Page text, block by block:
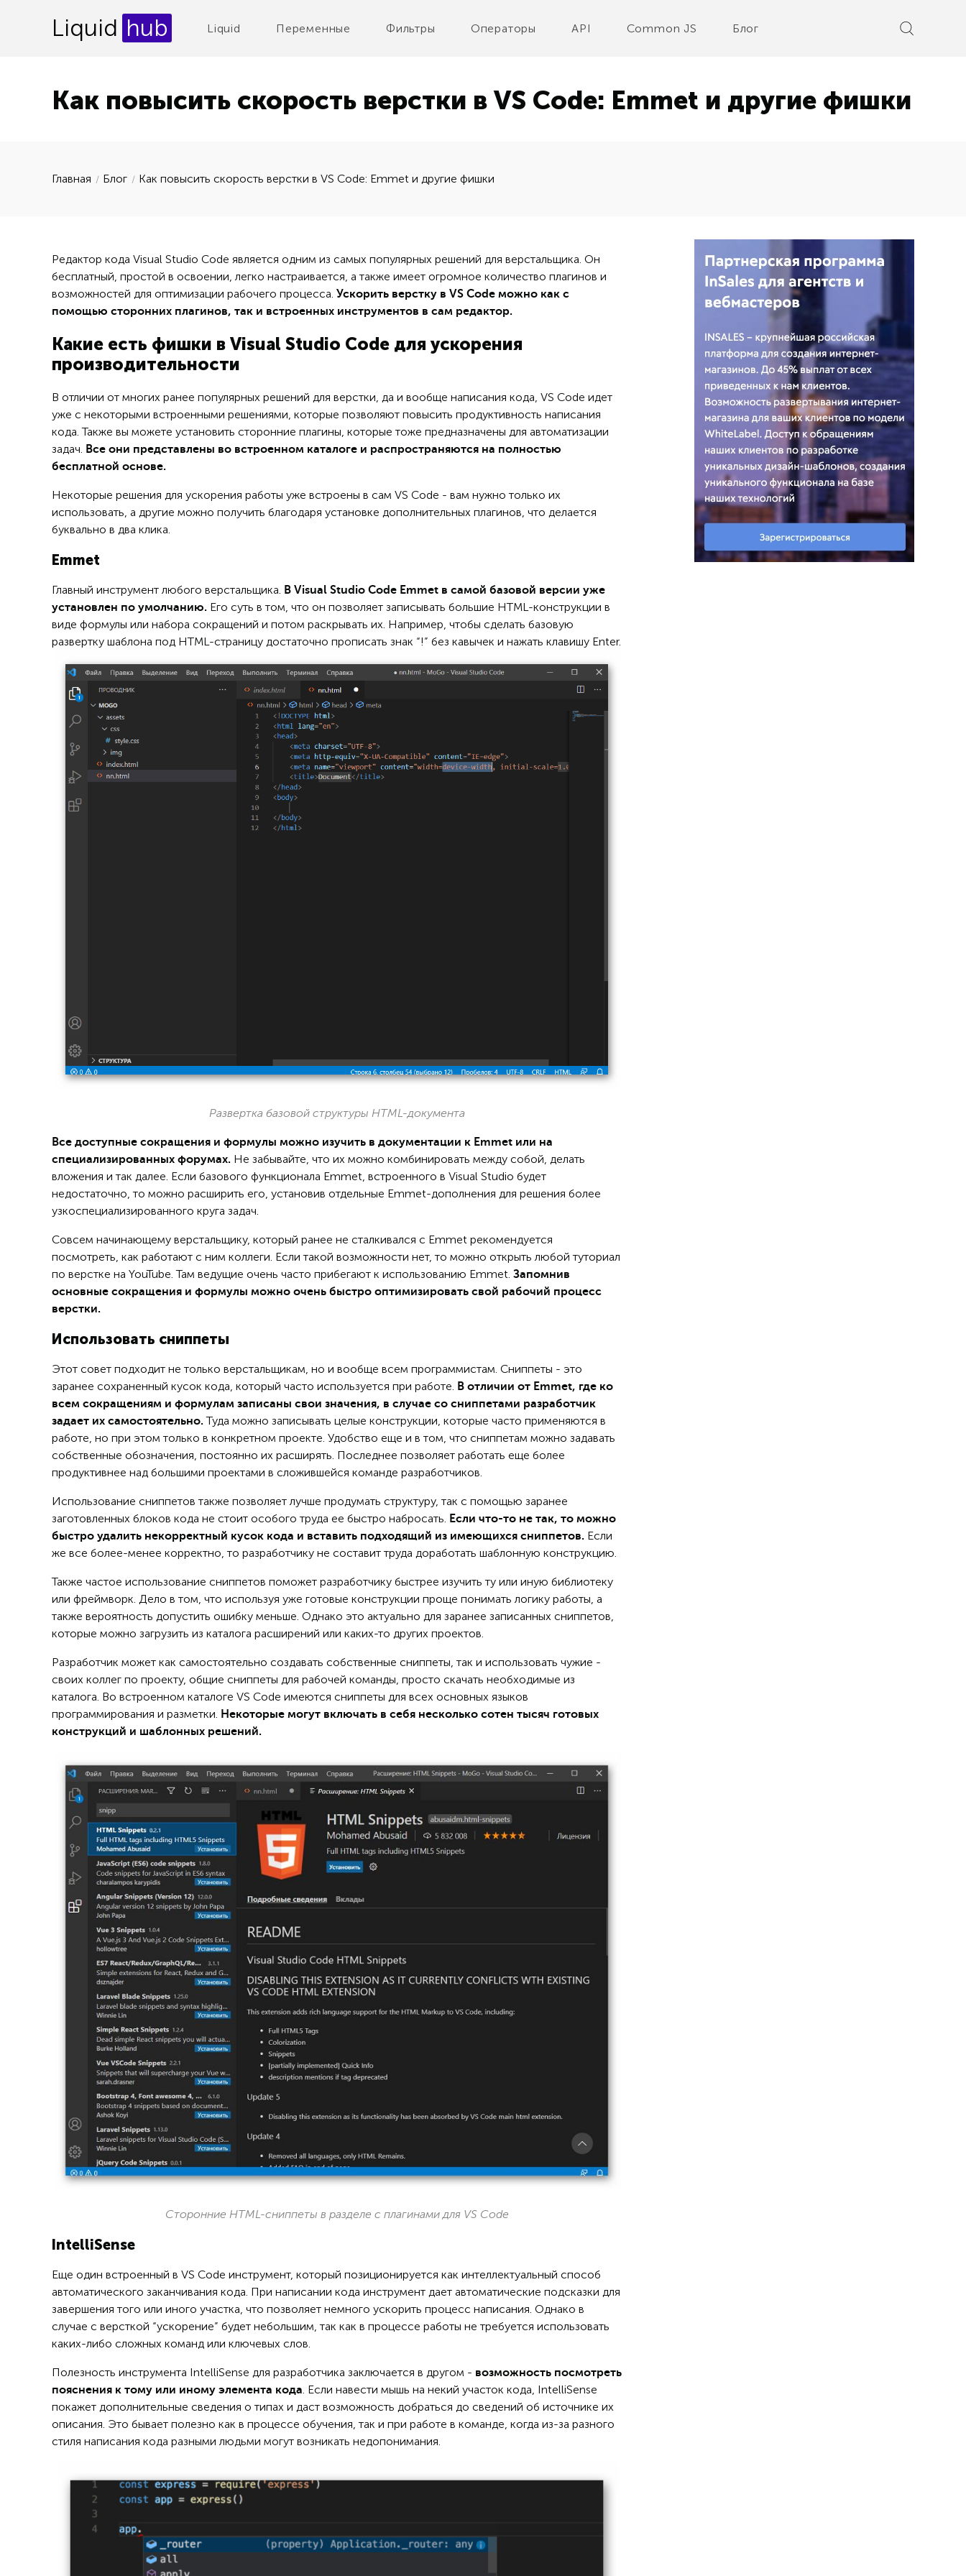
Liquid hub Liquid Переменные Фильтры Операторы API Common JS Блог
Как повысить скорость верстки в VS Code: Emmet и другие фишки
Главная Блог Как повысить скорость верстки в VS Code: Emmet и другие фишки
Редактор кода Visual Studio Code является одним из самых популярных решений для верстальщика. Он
бесплатный, простой в освоении, легко настраивается, а также имеет огромное количество плагинов и
возможностей для оптимизации рабочего процесса. Ускорить верстку в VS Code можно как с
помощью сторонних плагинов, так и встроенных инструментов в сам редактор.
Какие есть фишки в Visual Studio Code для ускорения
производительности
В отличии от многих ранее популярных решений для верстки, да и вообще написания кода, VS Code идет
уже с некоторыми встроенными решениями, которые позволяют повысить продуктивность написания
кода. Также вы можете установить сторонние плагины, которые тоже предназначены для автоматизации
задач. Все они представлены во встроенном каталоге и распространяются на полностью
бесплатной основе.
Некоторые решения для ускорения работы уже встроены в сам VS Code - вам нужно только их
использовать, а другие можно получить благодаря установке дополнительных плагинов, что делается
буквально в два клика.
Emmet
Главный инструмент любого верстальщика. В Visual Studio Code Emmet в самой базовой версии уже
установлен по умолчанию. Его суть в том, что он позволяет записывать большие HTML-конструкции в
виде формулы или набора сокращений и потом раскрывать их. Например, чтобы сделать базовую
развертку шаблона под HTML-страницу достаточно прописать знак “!” без кавычек и нажать клавишу Enter.
Развертка базовой структуры HTML-документа
Все доступные сокращения и формулы можно изучить в документации к Emmet или на
специализированных форумах. Не забывайте, что их можно комбинировать между собой, делать
вложения и так далее. Если базового функционала Emmet, встроенного в Visual Studio будет
недостаточно, то можно расширить его, установив отдельные Emmet-дополнения для решения более
узкоспециализированного круга задач.
Совсем начинающему верстальщику, который ранее не сталкивался с Emmet рекомендуется
посмотреть, как работают с ним коллеги. Если такой возможности нет, то можно открыть любой туториал
по верстке на YouTube. Там ведущие очень часто прибегают к использованию Emmet. Запомнив
основные сокращения и формулы можно очень быстро оптимизировать свой рабочий процесс
верстки.
Использовать сниппеты
Этот совет подходит не только верстальщикам, но и вообще всем программистам. Сниппеты - это
заранее сохраненный кусок кода, который часто используется при работе. В отличии от Emmet, где ко
всем сокращениям и формулам записаны свои значения, в случае со сниппетами разработчик
задает их самостоятельно.Туда можно записывать целые конструкции, которые часто применяются в
работе, но при этом только в конкретном проекте. Удобство еще и в том, что сниппетам можно задавать
собственные обозначения, постоянно их расширять. Последнее позволяет работать еще более
продуктивнее над большими проектами в сложившейся команде разработчиков.
Использование сниппетов также позволяет лучше продумать структуру, так с помощью заранее
заготовленных блоков кода не стоит особого труда ее быстро набросать. Если что-то не так, то можно
быстро удалить некорректный кусок кода и вставить подходящий из имеющихся сниппетов. Если
же все более-менее корректно, то разработчику не составит труда доработать шаблонную конструкцию.
Также частое использование сниппетов поможет разработчику быстрее изучить ту или иную библиотеку
или фреймворк. Дело в том, что используя уже готовые конструкции проще понимать логику работы, а
также вероятность допустить ошибку меньше. Однако это актуально для заранее записанных сниппетов,
которые можно загрузить из каталога расширений или каких-то других проектов.
Разработчик может как самостоятельно создавать собственные сниппеты, так и использовать чужие -
своих коллег по проекту, общие сниппеты для рабочей команды, просто скачать необходимые из
каталога. Во встроенном каталоге VS Code имеются сниппеты для всех основных языков
программирования и разметки. Некоторые могут включать в себя несколько сотен тысяч готовых
конструкций и шаблонных решений.
Сторонние HTML-сниппеты в разделе с плагинами для VS Code
IntelliSense
Еще один встроенный в VS Code инструмент, который позиционируется как интеллектуальный способ
автоматического заканчивания кода. При написании кода инструмент дает автоматические подсказки для
завершения того или иного участка, что позволяет немного ускорить процесс написания. Однако в
случае с версткой “ускорение” будет небольшим, так как в процессе работы не требуется использовать
каких-либо сложных команд или ключевых слов.
Полезность инструмента IntelliSense для разработчика заключается в другом - возможность посмотреть
пояснения к тому или иному элемента кода. Если навести мышь на некий участок кода, IntelliSense
покажет дополнительные сведения о типах и даст возможность добраться до сведений об источнике их
описания. Это бывает полезно как в процессе обучения, так и при работе в команде, когда из-за разного
стиля написания кода разными людьми могут возникать недопонимания.